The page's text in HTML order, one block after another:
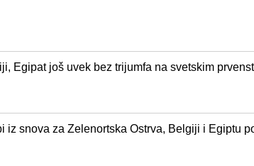
Egipat još uvek bez trijumfa na svetskim
iz snova za Zelenortska Ostrva, Belgiji i Egiptu